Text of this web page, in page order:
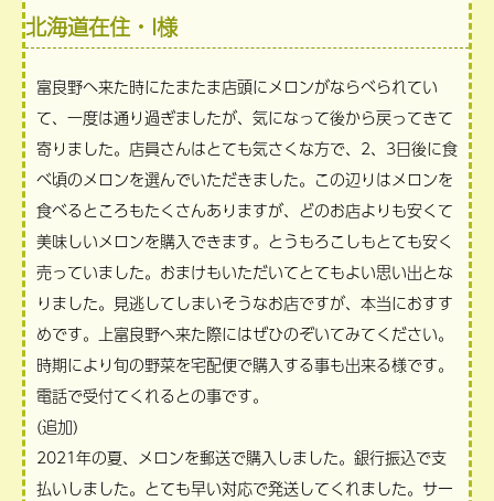
北海道在住・I様
富良野へ来た時にたまたま店頭にメロンがならべられてい
て、一度は通り過ぎましたが、気になって後から戻ってきて
寄りました。店員さんはとても気さくな方で、2、3日後に食
べ頃のメロンを選んでいただきました。この辺りはメロンを
食べるところもたくさんありますが、どのお店よりも安くて
美味しいメロンを購入できます。とうもろこしもとても安く
売っていました。おまけもいただいてとてもよい思い出とな
りました。見逃してしまいそうなお店ですが、本当におすす
めです。上富良野へ来た際にはぜひのぞいてみてください。
時期により旬の野菜を宅配便で購入する事も出来る様です。
電話で受付てくれるとの事です。
(追加)
2021年の夏、メロンを郵送で購入しました。銀行振込で支
払いしました。とても早い対応で発送してくれました。サー